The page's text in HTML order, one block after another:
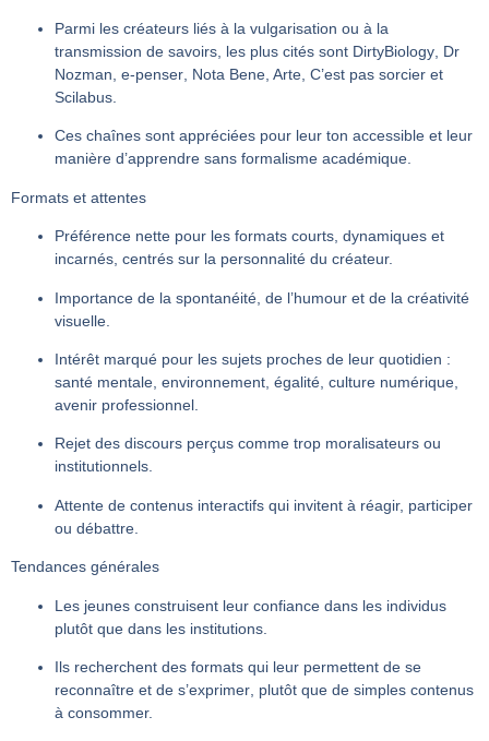
Parmi les créateurs liés à la vulgarisation ou à la
transmission de savoirs, les plus cités sont DirtyBiology Dr
Nozman e-penser Nota Bene, Arte, C’est pas sorcier et
Scilabus
Ces chaînes sont appréciées pour leur ton accessible et leur
manière d’apprendre sans formalisme académique.
Formats et attentes
Préférence nette pour les formats courts, dynamiques et
incarnés, centrés sur la personnalité du créateur.
Importance de la spontanéité , de l’humour et de la créativité
visuelle
Intérêt marqué pour les sujets proches de leur quotidien :
santé mentale, environnement, égalité, culture numérique,
avenir professionnel.
Rejet des discours perçus comme trop moralisateurs ou
institutionnels.
Attente de contenus interactifs qui invitent à réagir, participer
ou débattre.
Tendances générales
Les jeunes construisent leur confiance dans les individus
plutôt que dans les institutions
Ils recherchent des formats qui leur permettent de se
reconnaître et de s’exprimer , plutôt que de simples contenus
à consommer.